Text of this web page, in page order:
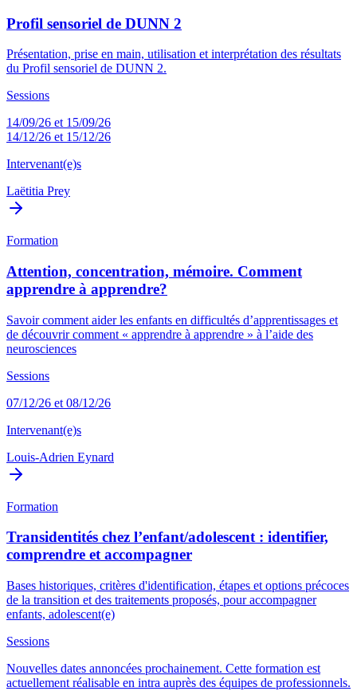
Profil sensoriel de DUNN 2
Présentation, prise en main, utilisation et interprétation des résultats
du Profil sensoriel de DUNN 2.
Sessions
14/09/26 et 15/09/26
14/12/26 et 15/12/26
Intervenant(e)s
Laëtitia Prey
Formation
Attention, concentration, mémoire. Comment
apprendre à apprendre?
Savoir comment aider les enfants en difficultés d’apprentissages et
de découvrir comment « apprendre à apprendre » à l’aide des
neurosciences
Sessions
07/12/26 et 08/12/26
Intervenant(e)s
Louis-Adrien Eynard
Formation
Transidentités chez l’enfant/adolescent : identifier,
comprendre et accompagner
Bases historiques, critères d'identification, étapes et options précoces
de la transition et des traitements proposés, pour accompagner
enfants, adolescent(e)
Sessions
Nouvelles dates annoncées prochainement. Cette formation est
actuellement réalisable en intra auprès des équipes de professionnels.